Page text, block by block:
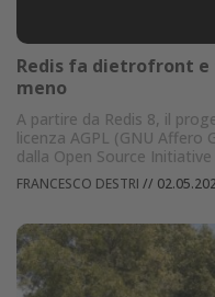
Redis fa dietrofront e
meno
A partire da Redis 8, il
licenza AGPL (GNU Affero
dalla Open Source Initiative
FRANCESCO DESTRI //